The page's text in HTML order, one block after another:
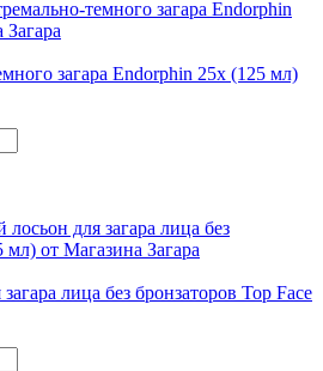
загара Endorphin 25х (125 мл)
лица без бронзаторов Top Face